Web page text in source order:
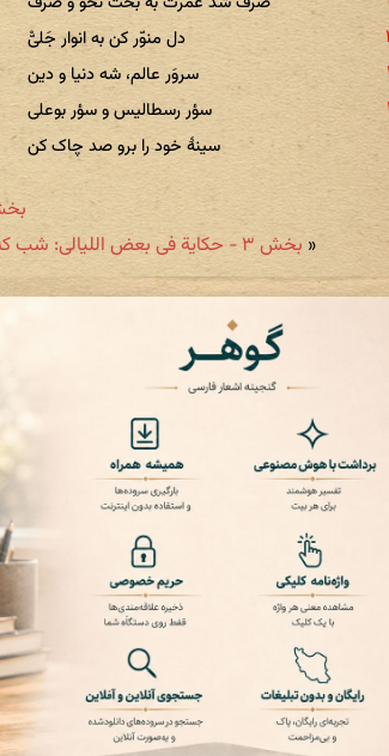
دل منوّر کن به انوار جَلیّْ
سروَر عالم، شه دنیا و دین
سؤر رسطالیس و سؤر بوعلی
سینهٔ خود را برو صد چاک کن
بخش ۵ - حکایت: با
« بخش ۳ - حکایة فی بعض اللیالی: شب که بودم با هزاران کوه درد